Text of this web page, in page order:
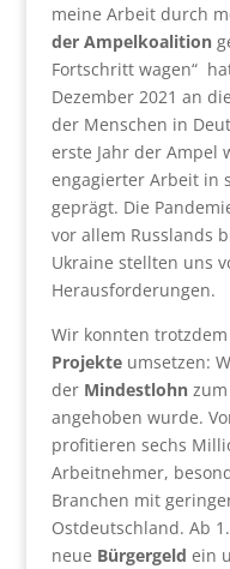
meine Arbeit durch
der Ampelkoalition
Fortschritt wagen“
Dezember 2021 an
der Menschen in
erste Jahr der Ampel
engagierter Arbeit in
geprägt. Die
vor allem Russlands
Ukraine stellten uns
Herausforderungen.
Wir konnten trotzdem
Projekteumsetzen:
der Mindestlohnzum
angehoben wurde.
profitieren sechs
Arbeitnehmer,
Branchen mit
Ostdeutschland. Ab
neue Bürgergeld ein